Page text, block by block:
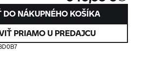
DO NÁKUPNÉHO KOŠÍKA
PRIAMO U PREDAJCU